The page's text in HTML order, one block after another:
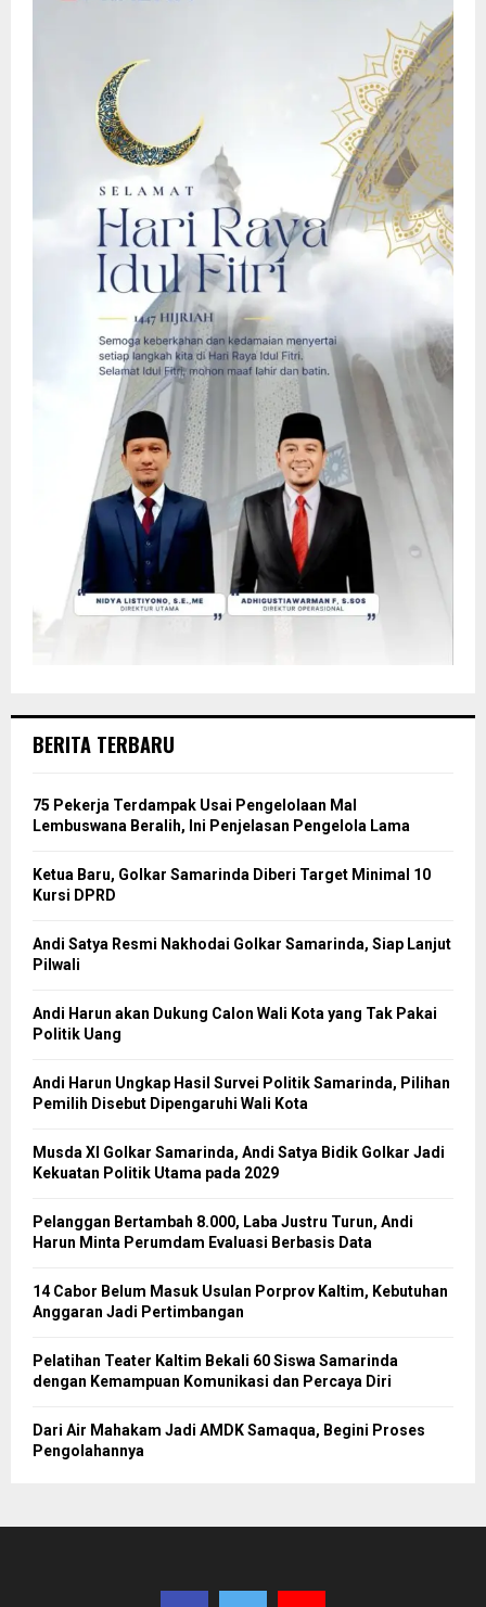
BERITA TERBARU
75 Pekerja Terdampak Usai Pengelolaan Mal
Lembuswana Beralih, Ini Penjelasan Pengelola Lama
Ketua Baru, Golkar Samarinda Diberi Target Minimal 10
Kursi DPRD
Andi Satya Resmi Nakhodai Golkar Samarinda, Siap Lanjut
Pilwali
Andi Harun akan Dukung Calon Wali Kota yang Tak Pakai
Politik Uang
Andi Harun Ungkap Hasil Survei Politik Samarinda, Pilihan
Pemilih Disebut Dipengaruhi Wali Kota
Musda XI Golkar Samarinda, Andi Satya Bidik Golkar Jadi
Kekuatan Politik Utama pada 2029
Pelanggan Bertambah 8.000, Laba Justru Turun, Andi
Harun Minta Perumdam Evaluasi Berbasis Data
14 Cabor Belum Masuk Usulan Porprov Kaltim, Kebutuhan
Anggaran Jadi Pertimbangan
Pelatihan Teater Kaltim Bekali 60 Siswa Samarinda
dengan Kemampuan Komunikasi dan Percaya Diri
Dari Air Mahakam Jadi AMDK Samaqua, Begini Proses
Pengolahannya